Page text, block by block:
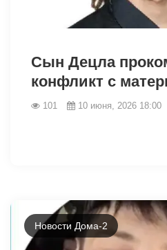
Сын Децла
конфликт с
101 10 июня, 2026 18:00
Новости Дома-2